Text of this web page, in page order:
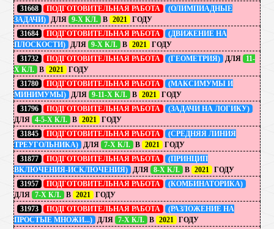
31668
ПОДГОТОВИТЕЛЬНАЯ РАБОТА
(ОЛИМПИАДНЫЕ
ЗАДАЧИ) ДЛЯ 9-Х КЛ. В 2021 ГОДУ
31684
ПОДГОТОВИТЕЛЬНАЯ РАБОТА
(ДВИЖЕНИЕ НА
ПЛОСКОСТИ) ДЛЯ 9-Х КЛ. В 2021 ГОДУ
31732
ПОДГОТОВИТЕЛЬНАЯ РАБОТА (ГЕОМЕТРИЯ) ДЛЯ 11-
Х КЛ.
В 2021 ГОДУ
31780
ПОДГОТОВИТЕЛЬНАЯ РАБОТА
(МАКСИМУМЫ И
МИНИМУМЫ) ДЛЯ 9-11-Х КЛ. В 2021 ГОДУ
31796
ПОДГОТОВИТЕЛЬНАЯ РАБОТА
(ЗАДАЧИ НА ЛОГИКУ)
ДЛЯ 4-5-Х КЛ. В 2021 ГОДУ
31845
ПОДГОТОВИТЕЛЬНАЯ РАБОТА
(СРЕДНЯЯ ЛИНИЯ
ТРЕУГОЛЬНИКА) ДЛЯ 7-Х КЛ. В 2021 ГОДУ
31877
ПОДГОТОВИТЕЛЬНАЯ РАБОТА
(ПРИНЦИП
ВКЛЮЧЕНИЯ-ИСКЛЮЧЕНИЯ) ДЛЯ 8-Х КЛ. В 2021 ГОДУ
31957
ПОДГОТОВИТЕЛЬНАЯ РАБОТА
(КОМБИНАТОРИКА)
ДЛЯ 7-Х КЛ. В 2021 ГОДУ
31973
ПОДГОТОВИТЕЛЬНАЯ РАБОТА
(РАЗЛОЖЕНИЕ НА
ПРОСТЫЕ МНОЖИ...) ДЛЯ 7-Х КЛ. В 2021 ГОДУ